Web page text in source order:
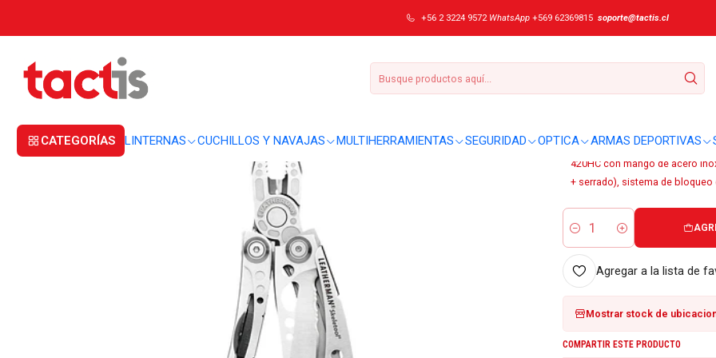
CATEGORÍAS LINTERNAS CUCHILLOS Y NAVAJAS MULTIHERRAMIENTAS SEGURIDAD OPTICA ARMAS DEPORTIVAS
+56 2 3224 9572 WhatsApp +569 62369815 soporte@tactis.cl
Multiherramienta Leatherman Skeletool Inox #830920
|
7 herramientas, 141,75 g, 10
420HC con mango de acero
+ serrado), sistema de bloqueo
Cantidad
Agregar a la lista de
Mostrar stock de
COMPARTIR ESTE PRODUCTO